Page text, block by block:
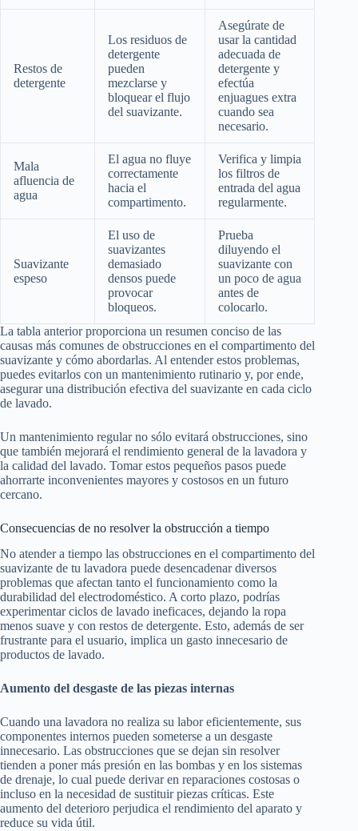
Restos de
detergente
Los residuos de
detergente
pueden
mezclarse y
bloquear el flujo
del suavizante.
Asegúrate de
usar la cantidad
adecuada de
detergente y
efectúa
enjuagues extra
cuando sea
necesario.
Mala
afluencia de
agua
El agua no fluye
correctamente
hacia el
compartimento.
Verifica y limpia
los filtros de
entrada del agua
regularmente.
Suavizante
espeso
El uso de
suavizantes
demasiado
densos puede
provocar
bloqueos.
Prueba
diluyendo el
suavizante con
un poco de agua
antes de
colocarlo.
La tabla anterior proporciona un resumen conciso de las
causas más comunes de obstrucciones en el compartimento del
suavizante y cómo abordarlas. Al entender estos problemas,
puedes evitarlos con un mantenimiento rutinario y, por ende,
asegurar una distribución efectiva del suavizante en cada ciclo
de lavado.
Un mantenimiento regular no sólo evitará obstrucciones, sino
que también mejorará el rendimiento general de la lavadora y
la calidad del lavado. Tomar estos pequeños pasos puede
ahorrarte inconvenientes mayores y costosos en un futuro
cercano.
Consecuencias de no resolver la obstrucción a tiempo
No atender a tiempo las obstrucciones en el compartimento del
suavizante de tu lavadora puede desencadenar diversos
problemas que afectan tanto el funcionamiento como la
durabilidad del electrodoméstico. A corto plazo, podrías
experimentar ciclos de lavado ineficaces, dejando la ropa
menos suave y con restos de detergente. Esto, además de ser
frustrante para el usuario, implica un gasto innecesario de
productos de lavado.
Aumento del desgaste de las piezas internas
Cuando una lavadora no realiza su labor eficientemente, sus
componentes internos pueden someterse a un desgaste
innecesario. Las obstrucciones que se dejan sin resolver
tienden a poner más presión en las bombas y en los sistemas
de drenaje, lo cual puede derivar en reparaciones costosas o
incluso en la necesidad de sustituir piezas críticas. Este
aumento del deterioro perjudica el rendimiento del aparato y
reduce su vida útil.